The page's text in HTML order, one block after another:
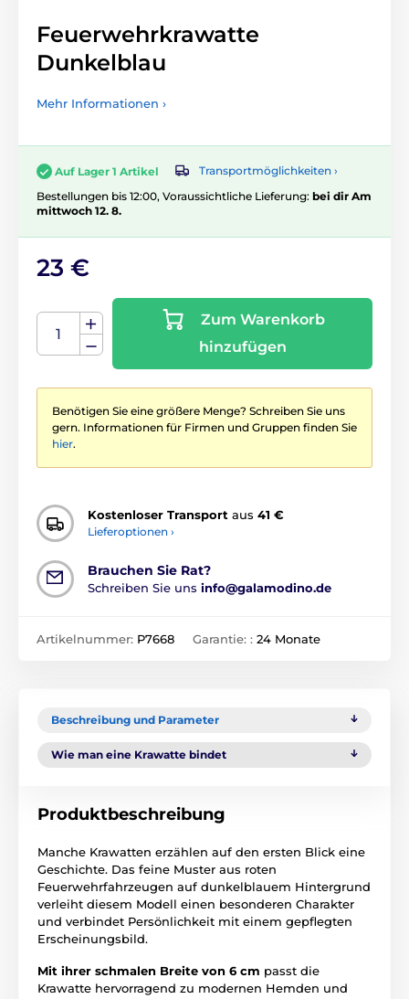
Feuerwehrkrawatte
Dunkelblau
Mehr Informationen ›
Auf Lager 1 Artikel
Transportmöglichkeiten ›
Bestellungen bis 12:00, Voraussichtliche Lieferung: bei dir Am
mittwoch 12. 8.
23 €
Zum Warenkorb
hinzufügen
Benötigen Sie eine größere Menge? Schreiben Sie uns
gern. Informationen für Firmen und Gruppen finden Sie
hier.
Kostenloser Transport aus 41 €
Lieferoptionen ›
Brauchen Sie Rat?
Schreiben Sie uns info@galamodino.de
Artikelnummer: P7668 Garantie: : 24 Monate
Beschreibung und Parameter
Wie man eine Krawatte bindet
Produktbeschreibung
Manche Krawatten erzählen auf den ersten Blick eine
Geschichte. Das feine Muster aus roten
Feuerwehrfahrzeugen auf dunkelblauem Hintergrund
verleiht diesem Modell einen besonderen Charakter
und verbindet Persönlichkeit mit einem gepflegten
Erscheinungsbild.
Mit ihrer schmalen Breite von 6 cm passt die
Krawatte hervorragend zu modernen Hemden und